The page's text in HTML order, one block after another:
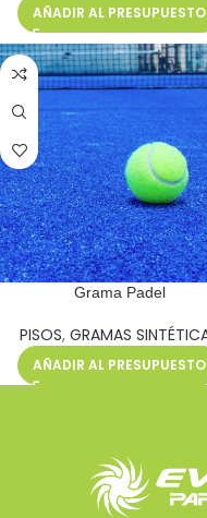
AÑADIR AL PRESUPUESTO
Grama Padel
PISOS, GRAMAS
AÑADIR AL PRESUPUESTO